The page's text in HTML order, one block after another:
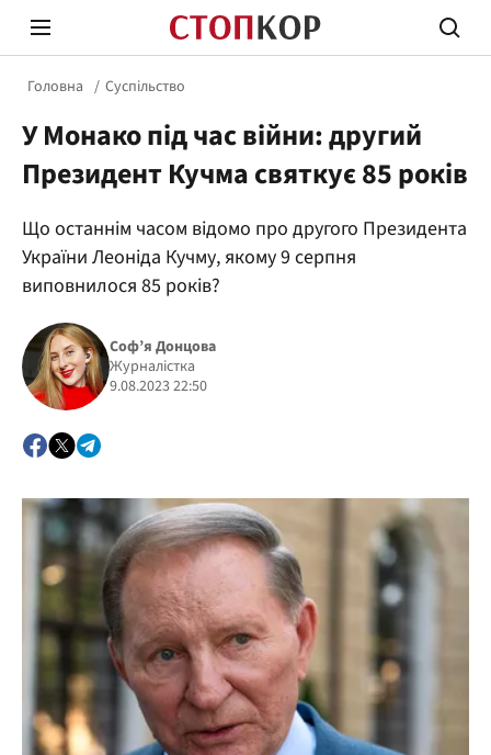
Стоп Політичній Корупції
Політика
Головна Суспільство
У Монако під час війни: другий
Президент Кучма святкує 85 років
Що останнім часом відомо про другого Президента
України Леоніда Кучму, якому 9 серпня
виповнилося 85 років?
Соф’я Донцова
Журналістка
9.08.2023 22:50